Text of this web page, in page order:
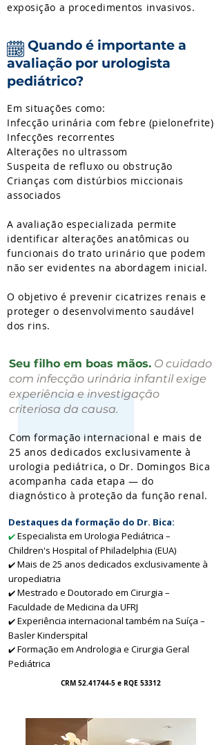
exposição a procedimentos invasivos.
Quando é importante a
avaliação por urologista
pediátrico?
Em situações como:
Infecção urinária com febre (pielonefrite)
Infecções recorrentes
Alterações no ultrassom
Suspeita de refluxo ou obstrução
Crianças com distúrbios miccionais
associados
A avaliação especializada permite
identificar alterações anatômicas ou
funcionais do trato urinário que podem
não ser evidentes na abordagem inicial.
O objetivo é prevenir cicatrizes renais e
proteger o desenvolvimento saudável
dos rins.
Seu filho em boas mãos. O cuidado
com infecção urinária infantil exige
experiência e investigação
criteriosa da causa.
Com formação internacional e mais de
25 anos dedicados exclusivamente à
urologia pediátrica, o Dr. Domingos Bica
acompanha cada etapa — do
diagnóstico à proteção da função renal.
Destaques da formação do Dr. Bica:
✔️ Especialista em Urologia Pediátrica –
Children's Hospital of Philadelphia (EUA)
✔️ Mais de 25 anos dedicados exclusivamente à
uropediatria
✔️ Mestrado e Doutorado em Cirurgia –
Faculdade de Medicina da UFRJ
✔️ Experiência internacional também na Suíça –
Basler Kinderspital
✔️ Formação em Andrologia e Cirurgia Geral
Pediátrica
CRM 52.41744-5 e RQE 53312